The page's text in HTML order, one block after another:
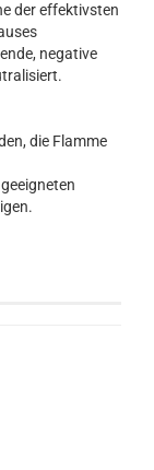
der effektivsten
negative
die Flamme